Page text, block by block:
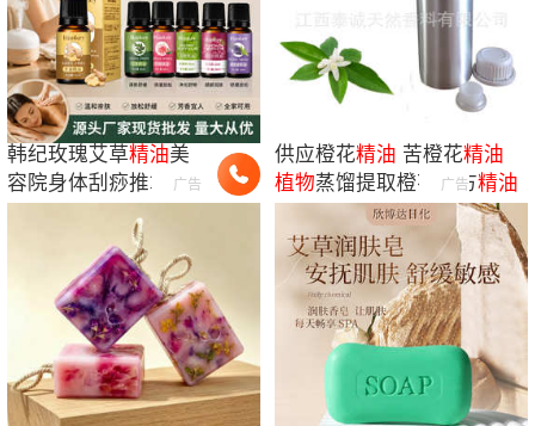
韩纪玫瑰艾草精油美
容院身体刮痧推拿按
摩精油洗浴生姜护肤
广告
供应橙花精油 苦橙花精油
植物蒸馏提取橙花单方精油
广告